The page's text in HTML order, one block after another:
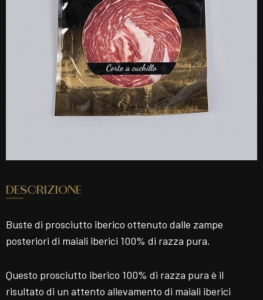
DESCRIZIONE
Buste di prosciutto iberico ottenuto dalle zampe
posteriori di maiali iberici 100% di razza pura.
Questo prosciutto iberico 100% di razza pura è il
risultato di un attento allevamento di maiali iberici